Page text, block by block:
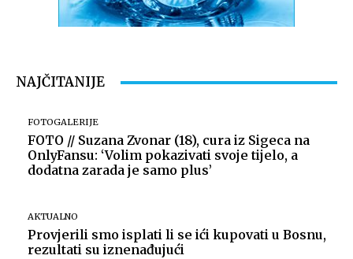
NAJČITANIJE
FOTOGALERIJE
FOTO // Suzana Zvonar (18), cura iz Sigeca na
OnlyFansu: ‘Volim pokazivati svoje tijelo, a
dodatna zarada je samo plus’
AKTUALNO
Provjerili smo isplati li se ići kupovati u Bosnu,
rezultati su iznenađujući